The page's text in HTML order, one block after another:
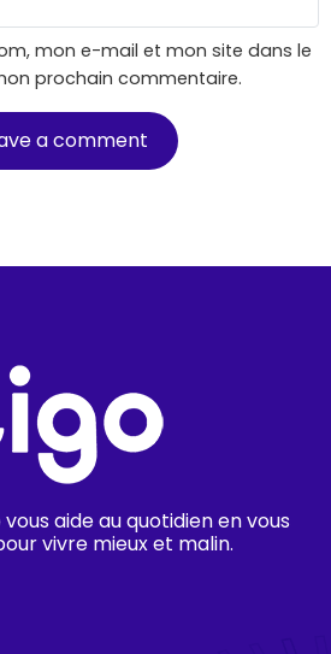
mon e-mail et mon site dans le
prochain commentaire.
aide au quotidien en vous
vivre mieux et malin.